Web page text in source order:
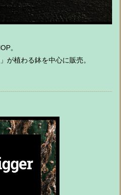
。
が植わる鉢を中心に販売。